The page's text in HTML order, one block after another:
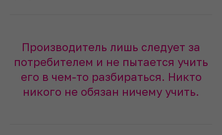
Производитель лишь следует за
потребителем и не пытается учить
его в чем-то разбираться. Никто
никого не обязан ничему учить.